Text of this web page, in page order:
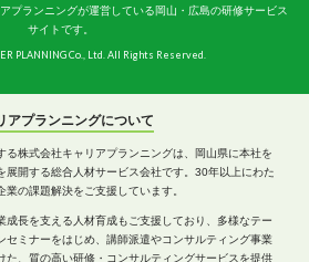
プランニングが運営している岡山・広島の研修サービス
サイトです。
PLANNING Co., Ltd. All Rights Reserved.
アプランニングについて
る株式会社キャリアプランニングは、岡山県に本社を
展開する総合人材サービス会社です。30年以上にわた
の課題解決をご支援しています。
成長を支える人材育成もご支援しており、多様なテー
セミナーをはじめ、講師派遣やコンサルティング事業
た、質の高い研修・コンサルティングサービスを提供